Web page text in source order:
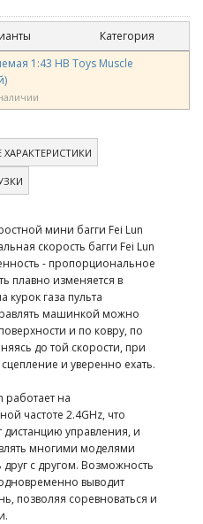
Категория
1:43 HB Toys Muscle
ХАРАКТЕРИСТИКИ
мини багги Fei Lun
скорость багги Fei Lun
- пропорциональное
плавно изменяется в
курок газа пульта
машинкой можно
и по ковру, по
до той скорости, при
и уверенно ехать.
работает на
частоте 2.4GHz, что
дистанцию управления, и
многими моделями
с другом. Возможность
выводит
позволяя соревноваться и